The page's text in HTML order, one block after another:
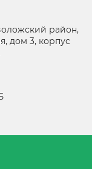
район,
дом 3, корпус